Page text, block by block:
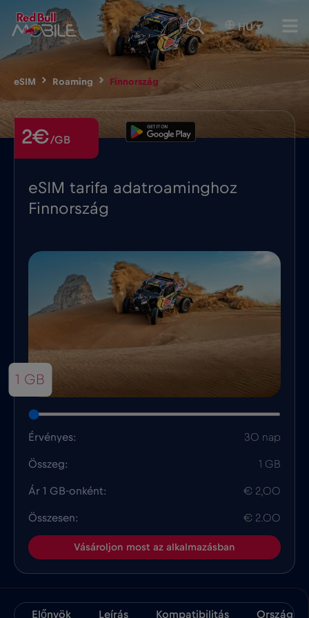
HU ▾
eSIM Roaming Finnország
eSIM tarifa adatroaminghoz
Finnország
2€/GB
1 GB
Érvényes: 30 nap
Összeg: 1 GB
Ár 1 GB-onként: € 2,00
Összesen: € 2.00
Vásároljon most az alkalmazásban
Előnyök Leírás Kompatibilitás Ország